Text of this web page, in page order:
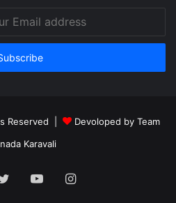
Reserved |
Devoloped by Team
Karavali
TwitterYouTubeInstagram